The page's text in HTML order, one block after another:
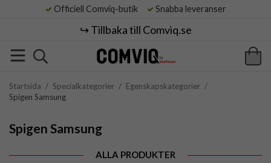
Officiell Comviq-butik Snabba leveranser
↪️ Tillbaka till Comviq.se
Startsida / Specialkategorier / Egenskapskategorier /
Spigen Samsung
Spigen Samsung
ALLA PRODUKTER